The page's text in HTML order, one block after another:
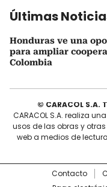
Últimas
Honduras ve una
para ampliar
Colombia
© CARACOL
CARACOL S.A. realiza
usos de las obras y
web a medios de
Contacto